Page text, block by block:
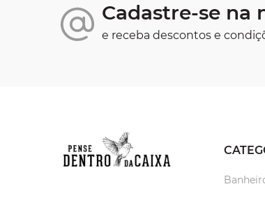
Cadastre-se na
e receba descontos e